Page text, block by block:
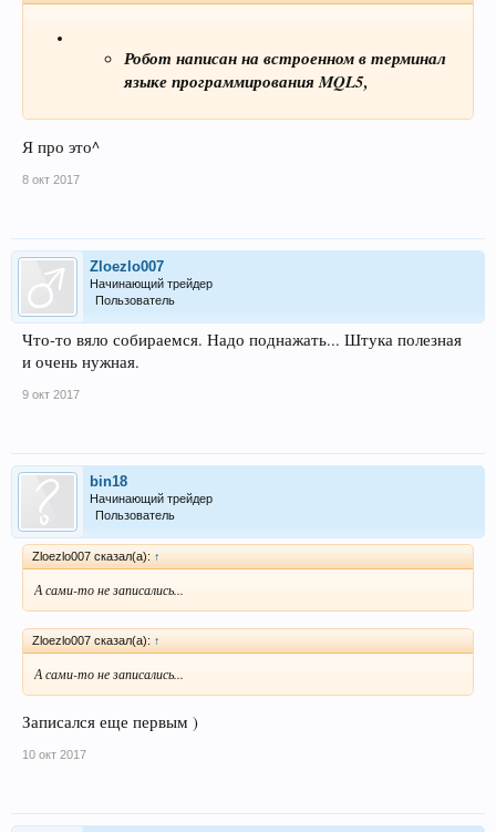
Робот написан на встроенном в терминал
языке программирования MQL5,
Я про это^
8 окт 2017
Zloezlo007
Начинающий трейдер
Пользователь
Что-то вяло собираемся. Надо поднажать... Штука полезная
и очень нужная.
9 окт 2017
bin18
Начинающий трейдер
Пользователь
Zloezlo007 сказал(а): ↑
А сами-то не записались...
Zloezlo007 сказал(а): ↑
А сами-то не записались...
Записался еще первым )
10 окт 2017